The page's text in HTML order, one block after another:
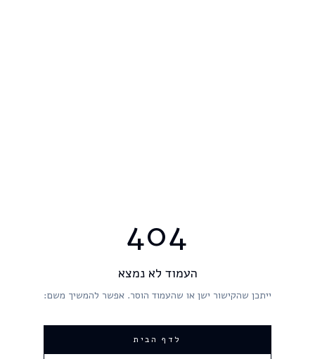
404
העמוד לא נמצא
ייתכן שהקישור ישן או שהעמוד הוסר. אפשר להמשיך משם:
לדף הבית